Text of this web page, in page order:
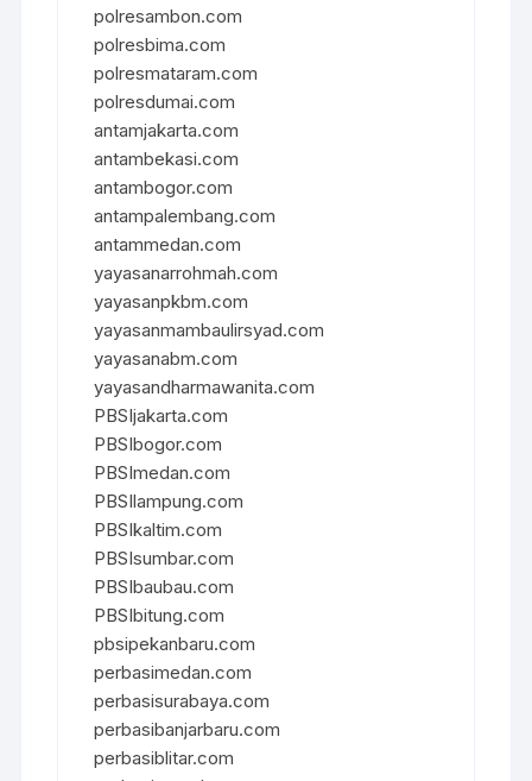
polresambon.com
polresbima.com
polresmataram.com
polresdumai.com
antamjakarta.com
antambekasi.com
antambogor.com
antampalembang.com
antammedan.com
yayasanarrohmah.com
yayasanpkbm.com
yayasanmambaulirsyad.com
yayasanabm.com
yayasandharmawanita.com
PBSIjakarta.com
PBSIbogor.com
PBSImedan.com
PBSIlampung.com
PBSIkaltim.com
PBSIsumbar.com
PBSIbaubau.com
PBSIbitung.com
pbsipekanbaru.com
perbasimedan.com
perbasisurabaya.com
perbasibanjarbaru.com
perbasiblitar.com